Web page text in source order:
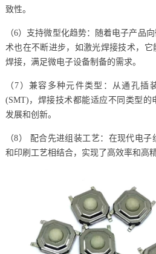
致性。
（6）支持微型化趋势：随着电子产品
术也在不断进步，如激光焊接技术，
焊接，满足微电子设备制备的需求。
（7）兼容多种元件类型：从通孔插
(SMT)，焊接技术都能适应不同类型的
发展和创新。
（8） 配合先进组装工艺：在现代电
和印刷工艺相结合，实现了高效率和高